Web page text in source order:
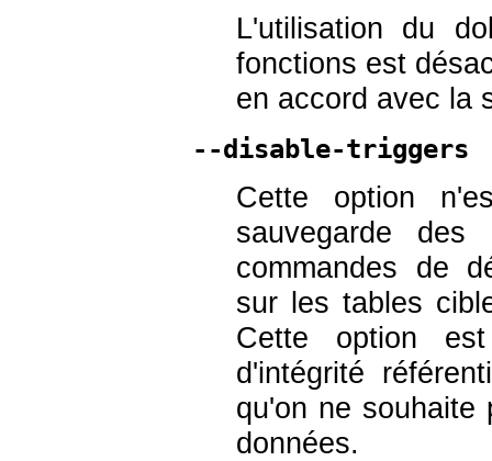
L'utilisation du
fonctions est
en accord avec la
--disable-triggers
Cette option
sauvegarde
commandes de
sur les tables
Cette option
d'intégrité
qu'on ne souhaite
données.